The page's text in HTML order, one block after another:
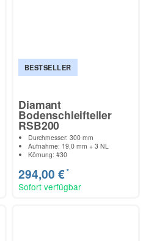
BESTSELLER
Diamant
Bodenschleifteller
RSB200
Durchmesser: 300 mm
Aufnahme: 19,0 mm + 3 NL
Körnung: #30
294,00 €*
Sofort verfügbar